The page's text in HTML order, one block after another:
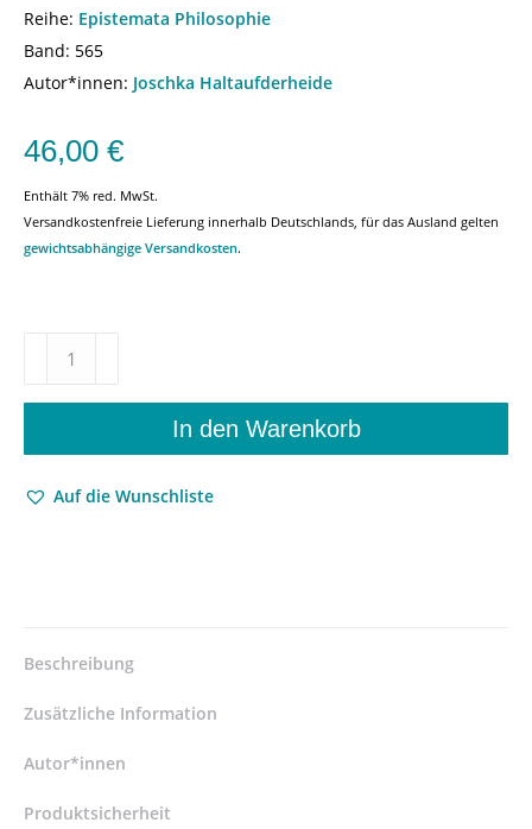
Reihe: Epistemata Philosophie
Band: 565
Autor*innen: Joschka Haltaufderheide
46,00 €
Enthält 7% red. MwSt.
Versandkostenfreie Lieferung innerhalb Deutschlands, für das Ausland gelten
gewichtsabhängige Versandkosten.
Risikoethik
im
zwischen
Joschka
–
9783826058837
978-
In den Warenkorb
Auf die Wunschliste
Beschreibung
Zusätzliche Information
Autor*innen
Produktsicherheit